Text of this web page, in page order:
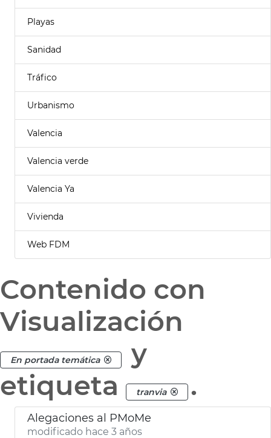
Playas
Sanidad
Tráfico
Urbanismo
Valencia
Valencia verde
Valencia Ya
Vivienda
Web FDM
Contenido con
Visualización
En portada temática
y
etiqueta
tranvia .
Alegaciones al PMoMe
modificado hace 3 años